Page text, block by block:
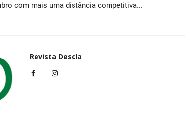
com mais uma distância competitiva...
Revista Descla